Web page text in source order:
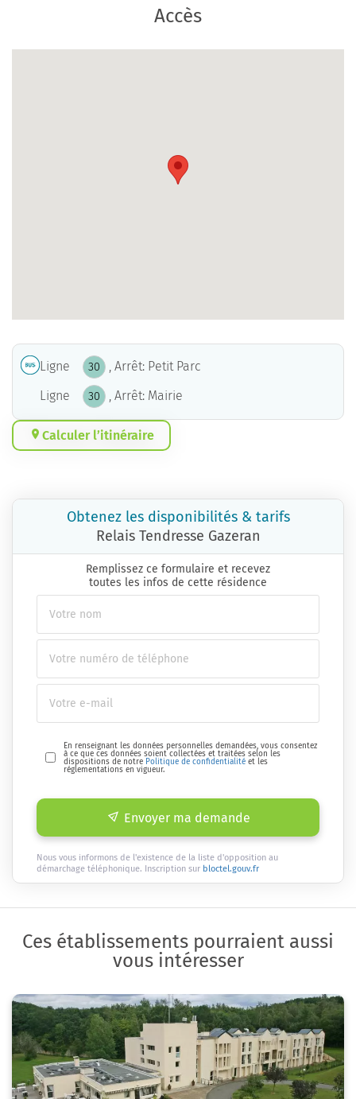
Accès
Ligne 30
, Arrêt: Petit Parc
Ligne
30 , Arrêt: Mairie
Calculer l’itinéraire
Obtenez les disponibilités & tarifs
Relais Tendresse Gazeran
Remplissez ce formulaire et recevez
toutes les infos de cette résidence
En renseignant les données personnelles demandées, vous consentez
à ce que ces données soient collectées et traitées selon les
dispositions de notre Politique de confidentialité et les
réglementations en vigueur.
Envoyer ma demande
Nous vous informons de l'existence de la liste d'opposition au
démarchage téléphonique. Inscription sur bloctel.gouv.fr
Ces établissements pourraient aussi
vous intéresser